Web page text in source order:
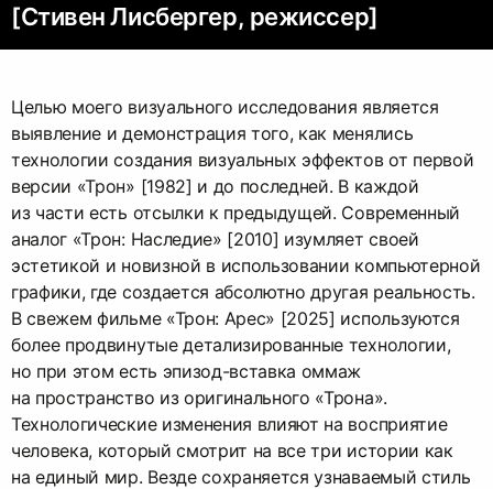
[Стивен Лисбергер, режиссер]
Целью моего визуального исследования является
выявление и демонстрация того, как менялись
технологии создания визуальных эффектов от первой
версии «Трон» [1982] и до последней. В каждой
из части есть отсылки к предыдущей. Современный
аналог «Трон: Наследие» [2010] изумляет своей
эстетикой и новизной в использовании компьютерной
графики, где создается абсолютно другая реальность.
В свежем фильме «Трон: Арес» [2025] используются
более продвинутые детализированные технологии,
но при этом есть эпизод-вставка оммаж
на пространство из оригинального «Трона».
Технологические изменения влияют на восприятие
человека, который смотрит на все три истории как
на единый мир. Везде сохраняется узнаваемый стиль